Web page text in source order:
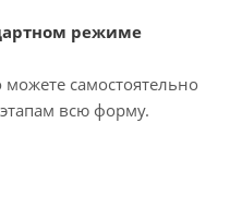
режиме
самостоятельно
всю форму.